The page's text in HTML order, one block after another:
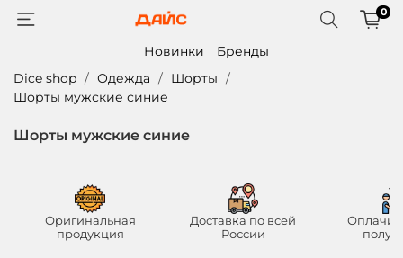
0
Новинки
Бренды
Dice shop
Одежда
Шорты
Шорты мужские синие
Шорты мужские синие
Оригинальная
продукция
Доставка по всей
России